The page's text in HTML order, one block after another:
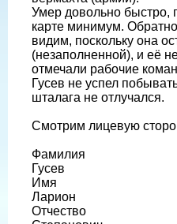
Умер довольно быстро,
карте минимум.
видим, поскольку она
(незаполненной), и еë
отмечали рабочие
Гусев не успел
шталага не отлучался.
Смотрим лицевую
Фамилия
Гусев
Имя
Ларион
Отчество